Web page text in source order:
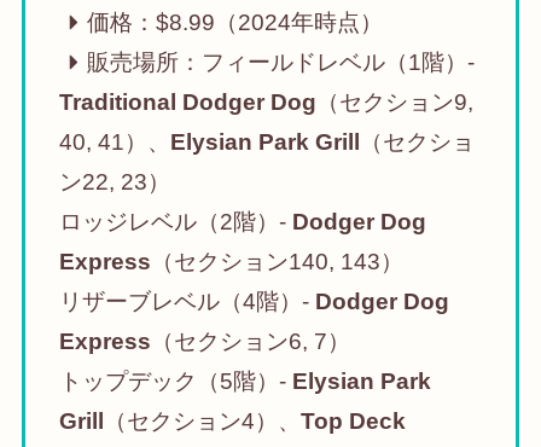
価格：$8.99（2024年時点）
販売場所：フィールドレベル（1階）-
Traditional Dodger Dog （セクション9,
40, 41）、 Elysian Park Grill
（セクショ
ン22, 23）
ロッジレベル（2階）- Dodger Dog
Express （セクション140, 143）
リザーブレベル（4階）- Dodger Dog
Express （セクション6, 7）
トップデック（5階）- Elysian Park
Grill
（セクション4）、Top Deck